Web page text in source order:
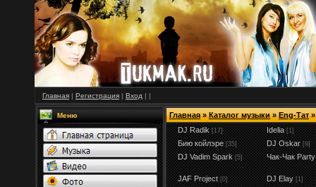
Главная | Регистрация | Вход | |
Меню Главная»Каталог музыки»Eng-Тат»
DJ Radik [17] Idelia [1]
Бию койлэре [35] DJ Oskar [9]
DJ Vadim Spark [5] Чак-Чак Party
JAF Project [0] DJ Elay [1]